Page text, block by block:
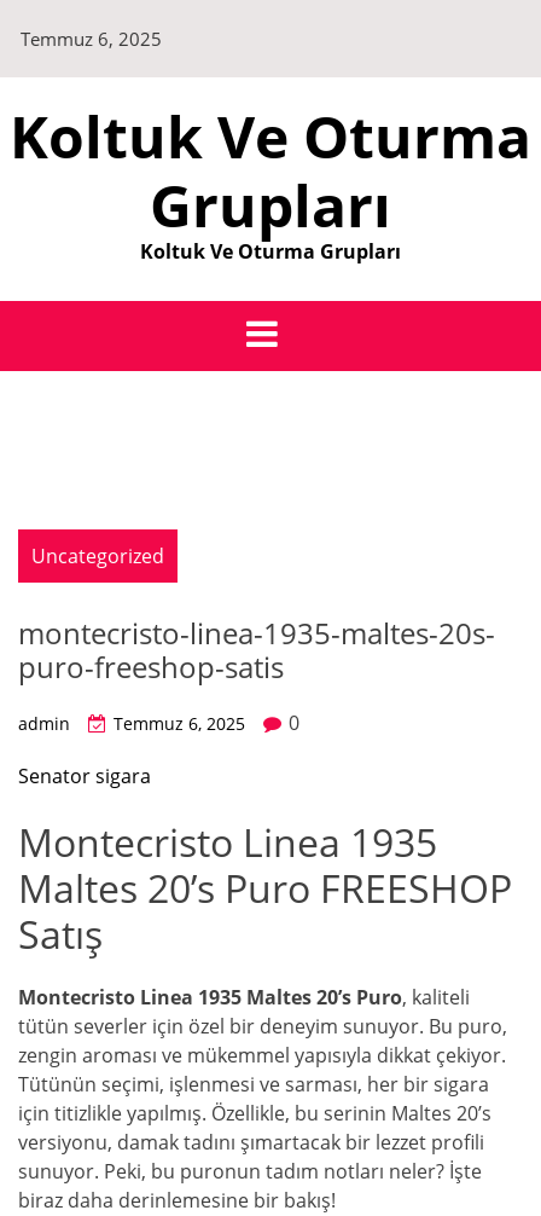
content
Temmuz 6, 2025
Koltuk Ve Oturma
Grupları
Koltuk Ve Oturma Grupları
Uncategorized
montecristo-linea-1935-maltes-20s-
puro-freeshop-satis
admin Temmuz 6, 2025
0
Senator sigara
Montecristo Linea 1935
Maltes 20’s Puro FREESHOP
Satış
Montecristo Linea 1935 Maltes 20’s Puro, kaliteli
tütün severler için özel bir deneyim sunuyor. Bu puro,
zengin aroması ve mükemmel yapısıyla dikkat çekiyor.
Tütünün seçimi, işlenmesi ve sarması, her bir sigara
için titizlikle yapılmış. Özellikle, bu serinin Maltes 20’s
versiyonu, damak tadını şımartacak bir lezzet profili
sunuyor. Peki, bu puronun tadım notları neler? İşte
biraz daha derinlemesine bir bakış!